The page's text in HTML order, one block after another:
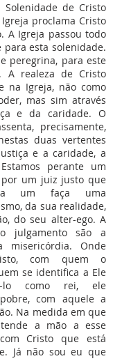
Solenidade de Cristo
proclama Cristo
A Igreja passou todo
esta solenidade.
peregrina, para este
A realeza de Cristo
na Igreja, não como
mas sim através
e da caridade. O
precisamente,
duas vertentes
e a caridade, a
perante um
um juiz justo que
um faça uma
da sua realidade,
do seu alter-ego. A
julgamento são a
misericórdia. Onde
com quem o
se identifica a Ele
lo como rei, ele
com aquele a
Na medida em que
a mão a esse
Cristo que está
Já não sou eu que